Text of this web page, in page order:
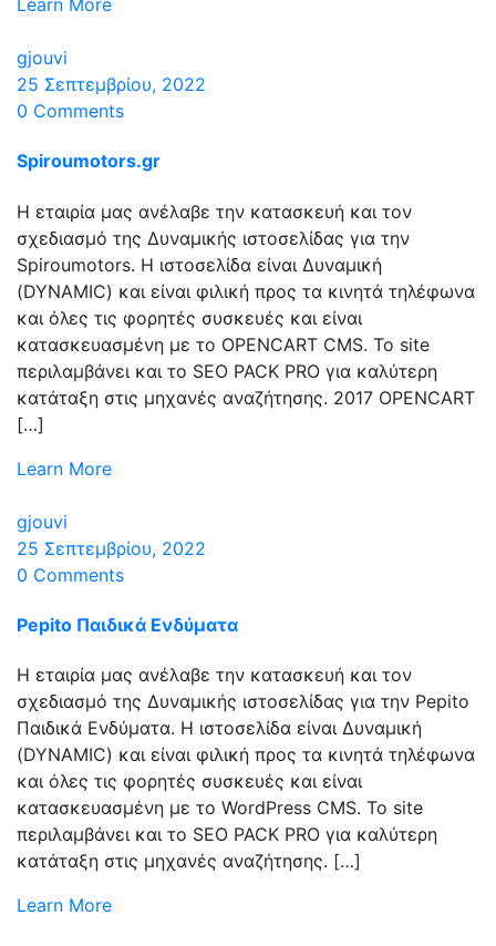
Learn More
gjouvi
25 Σεπτεμβρίου, 2022
0 Comments
Spiroumotors.gr
Η εταιρία μας ανέλαβε την κατασκευή και τον
σχεδιασμό της Δυναμικής ιστοσελίδας για την
Spiroumotors. Η ιστοσελίδα είναι Δυναμική
(DYNAMIC) και είναι φιλική προς τα κινητά τηλέφωνα
και όλες τις φορητές συσκευές και είναι
κατασκευασμένη με το OPENCART CMS. Το site
περιλαμβάνει και το SEO PACK PRO για καλύτερη
κατάταξη στις μηχανές αναζήτησης. 2017 OPENCART
[…]
Learn More
gjouvi
25 Σεπτεμβρίου, 2022
0 Comments
Pepito Παιδικά Ενδύματα
Η εταιρία μας ανέλαβε την κατασκευή και τον
σχεδιασμό της Δυναμικής ιστοσελίδας για την Pepito
Παιδικά Ενδύματα. Η ιστοσελίδα είναι Δυναμική
(DYNAMIC) και είναι φιλική προς τα κινητά τηλέφωνα
και όλες τις φορητές συσκευές και είναι
κατασκευασμένη με το WordPress CMS. Το site
περιλαμβάνει και το SEO PACK PRO για καλύτερη
κατάταξη στις μηχανές αναζήτησης. […]
Learn More